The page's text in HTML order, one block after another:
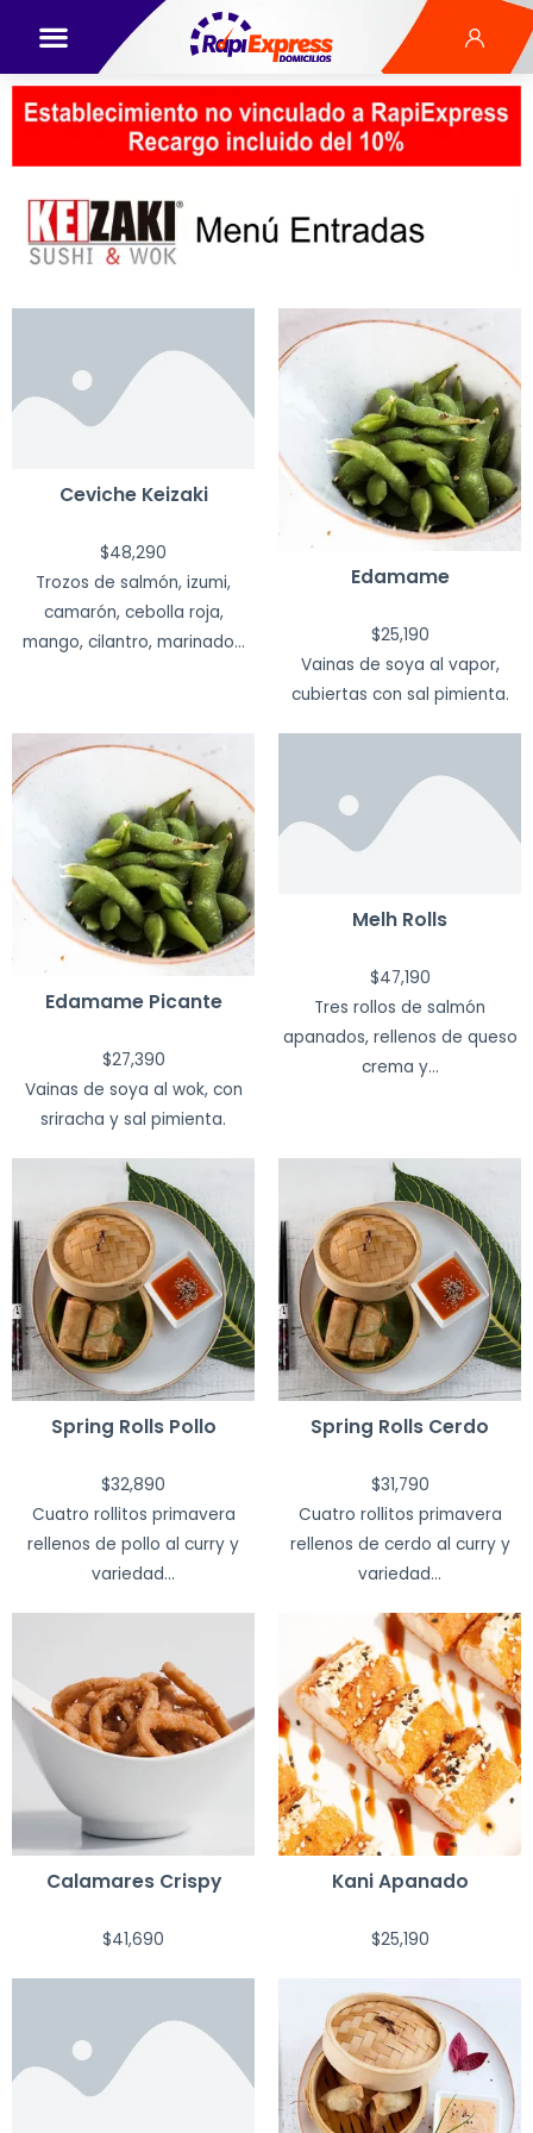
Ceviche Keizaki
$48,290
Trozos de salmón, izumi,
camarón, cebolla roja,
mango, cilantro, marinado...
Edamame
$25,190
Vainas de soya al vapor,
cubiertas con sal pimienta.
Edamame Picante
$27,390
Vainas de soya al wok, con
sriracha y sal pimienta.
Melh Rolls
$47,190
Tres rollos de salmón
apanados, rellenos de queso
crema y...
Spring Rolls Pollo
$32,890
Cuatro rollitos primavera
rellenos de pollo al curry y
variedad...
Spring Rolls Cerdo
$31,790
Cuatro rollitos primavera
rellenos de cerdo al curry y
variedad...
Calamares Crispy
$41,690
Kani Apanado
$25,190